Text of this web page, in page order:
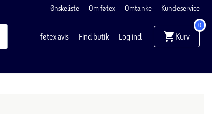
Ønskeliste Om føtex Omtanke Kundeservice
føtex avis Find butik Log ind Kurv
0